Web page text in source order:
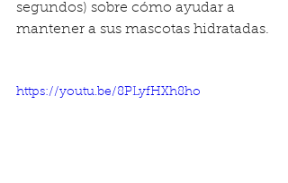
segundos) sobre cómo ayudar a
mantener a sus mascotas hidratadas.
https://youtu.be/8PLyfHXh8ho